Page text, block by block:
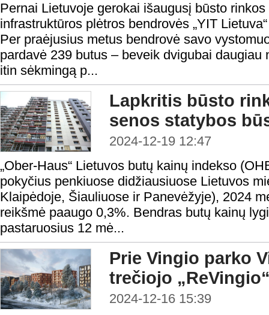
Pernai Lietuvoje gerokai išaugusį būsto
infrastruktūros plėtros bendrovės „YIT
Per praėjusius metus bendrovė savo
pardavė 239 butus – beveik dvigubai daugiau
itin sėkmingą p...
Lapkritis būsto
senos statybos
2024-12-19 12:47
„Ober-Haus“ Lietuvos butų kainų indekso
pokyčius penkiuose didžiausiuose Lietuvos
Klaipėdoje, Šiauliuose ir Panevėžyje), 2024
reikšmė paaugo 0,3%. Bendras butų kainų
pastaruosius 12 mė...
Prie Vingio parko
trečiojo
2024-12-16 15:39